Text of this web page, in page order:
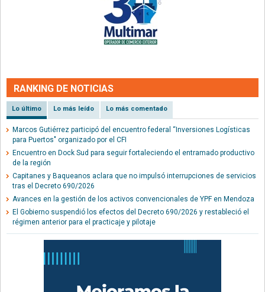
RANKING DE NOTICIAS
Lo último Lo más leído Lo más comentado
Marcos Gutiérrez participó del encuentro federal “Inversiones Logísticas
para Puertos" organizado por el CFI
Encuentro en Dock Sud para seguir fortaleciendo el entramado productivo
de la región
Capitanes y Baqueanos aclara que no impulsó interrupciones de servicios
tras el Decreto 690/2026
Avances en la gestión de los activos convencionales de YPF en Mendoza
El Gobierno suspendió los efectos del Decreto 690/2026 y restableció el
régimen anterior para el practicaje y pilotaje